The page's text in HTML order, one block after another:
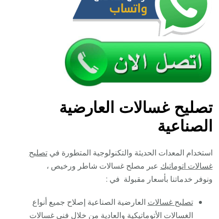
تصليح غسالات العارضية
الصناعية
استخدام المعدات الحديثة والتكنولوجية المتطورة فيتصليح
غسالات اتوماتيك عبر مصلح غسالات شاطر ورخيص ،
ونوفر خدماتنا بأسعار مقبولة في :
تصليح غسالات العارضية الصناعية إصلاح جميع أنواع
الغسالات الأتوماتيكية والعادية من خلال فني غسالات